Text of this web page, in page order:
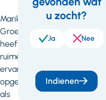
Marike
Groenendijk
heeft
ruime
ervaring
opgedaan
als
Feedback
u zocht?
Ja Nee
Indienen